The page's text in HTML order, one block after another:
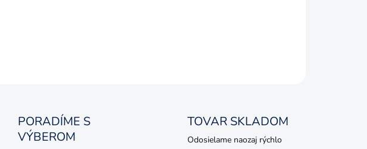
PORADÍME S
VÝBEROM
TOVAR SKLADOM
Odosielame naozaj rýchlo